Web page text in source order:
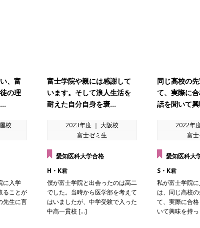
、富
の理
…
校
に入学
ることが
先生に言
富士学院や親には感謝して
います。そして浪人生活を
耐えた自分自身を褒…
2023年度 ｜ 大阪校
富士ゼミ生
愛知医科大学合格
H・K君
僕が富士学院と出会ったのは高二
でした。当時から医学部を考えて
はいましたが、中学受験で入った
中高一貫校 […]
同じ高校の
て、実際に
話を聞いて
2022年
富
愛知医科大
S・K君
私が富士学院
は、同じ高校
て、実際に合
いて興味を持